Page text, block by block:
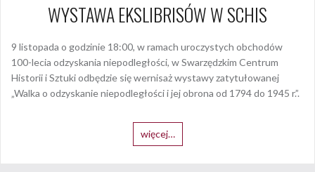
WYSTAWA EKSLIBRISÓW W SCHIS
9 listopada o godzinie 18:00, w ramach uroczystych obchodów
100-lecia odzyskania niepodległości, w Swarzędzkim Centrum
Historii i Sztuki odbędzie się wernisaż wystawy zatytułowanej
„Walka o odzyskanie niepodległości i jej obrona od 1794 do 1945 r.”.
więcej…